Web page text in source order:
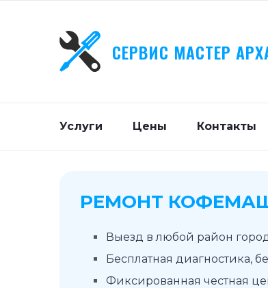
СЕРВИС МАСТЕР
Услуги Цены Контакты
РЕМОНТ
Выезд в любой район
Бесплатная диагностика,
Фиксированная честная